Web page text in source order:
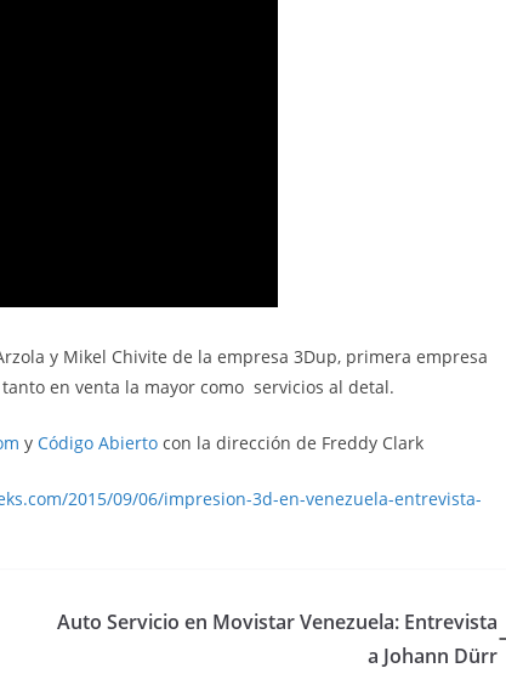
y Mikel Chivite de la empresa 3Dup, primera empresa
en venta la mayor como servicios al detal.
y Código Abierto con la dirección de Freddy Clark
2015/09/06/impresion-3d-en-venezuela-entrevista-
Auto Servicio en Movistar Venezuela: Entrevista
a Johann Dürr